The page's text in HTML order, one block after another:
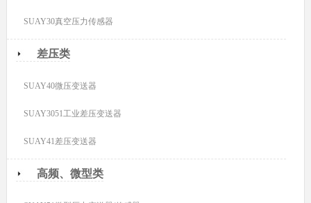
SUAY30真空压力传感器
差压类
SUAY40微压变送器
SUAY3051工业差压变送器
SUAY41差压变送器
高频、微型类